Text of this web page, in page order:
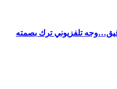
تلفزيوني ترك بصمته